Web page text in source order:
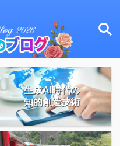
生成AI時代の
知的創造技術